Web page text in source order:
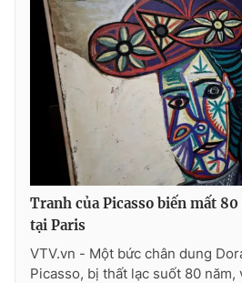
Tranh của Picasso biến mất
tại Paris
VTV.vn - Một bức chân dung
Picasso, bị thất lạc suốt 80 năm,